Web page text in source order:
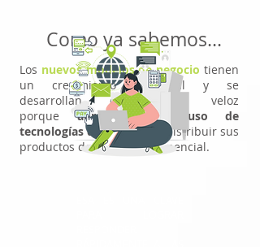
Como ya sabemos...​
Los nuevos modelos de negocio tienen
un crecimiento potencial y se
desarrollan de forma veloz
porqueaprovechan el uso de
tecnologías digitalespara distribuir sus
productos de manera exponencial.